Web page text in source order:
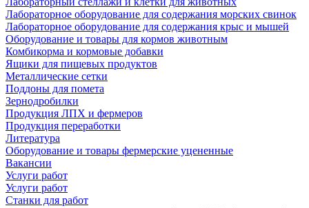
Лабораторное оборудование для содержания морских свинок
Лабораторное оборудование для содержания крыс и мышей
Оборудование и товары для кормов животным
Комбикорма и кормовые добавки
Ящики для пищевых продуктов
Металлические сетки
Поддоны для помета
Зернодробилки
Продукция ЛПХ и фермеров
Продукция переработки
Литература
Оборудование и товары фермерские уцененные
Вакансии
Услуги работ
Услуги работ
Станки для работ